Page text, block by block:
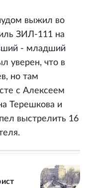
выжил во
ЗИЛ-111 на
- младший
уверен, что в
но там
с Алексеем
Терешкова и
выстрелить 16